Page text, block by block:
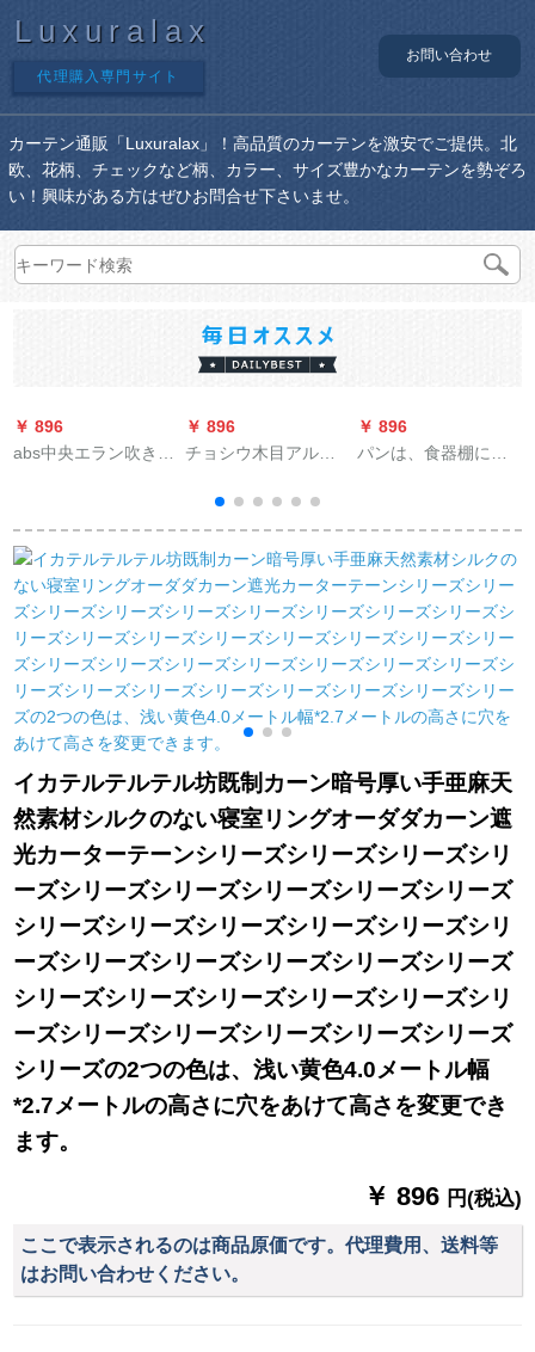
Luxuralax
代理購入専門サイト
お問い合わせ
カーテン通販「Luxuralax」！高品質のカーテンを激安でご提供。北
欧、花柄、チェックなど柄、カラー、サイズ豊かなカーテンを勢ぞろ
い！興味がある方はぜひお問合せ下さいませ。
￥ 896
abs中央エラン吹き出
オタダカン回風マク
単層シラタ350*350
￥ 896
チョシウ木目アルミ
マの太の棒洋風実木
柚木色-ダブルポルは
何メトルですか？
￥ 896
パンは、食器棚にカ
ンを遮らないでくだ
さい。ダンテン自粘
式の靴箱開放式の本
箪笥は防塵です。断
热のリ－ディグで
す。叶子紫中分式の
ベルト(伸縮棒/マット
両用の幅は85高180
イカテルテルテル坊既制カーン暗号厚い手亜麻天
然素材シルクのない寝室リングオーダダカーン遮
光カーターテーンシリーズシリーズシリーズシリ
ーズシリーズシリーズシリーズシリーズシリーズ
シリーズシリーズシリーズシリーズシリーズシリ
ーズシリーズシリーズシリーズシリーズシリーズ
シリーズシリーズシリーズシリーズシリーズシリ
ーズシリーズシリーズシリーズシリーズシリーズ
シリーズの2つの色は、浅い黄色4.0メートル幅
*2.7メートルの高さに穴をあけて高さを変更でき
ます。
￥ 896 円(税込)
ここで表示されるのは商品原価です。代理費用、送料等
はお問い合わせください。